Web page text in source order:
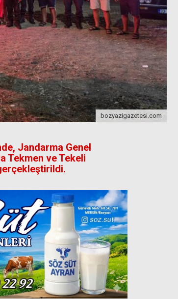
bozyazigazetesi.com
Jandarma Genel
Tekmen ve Tekeli